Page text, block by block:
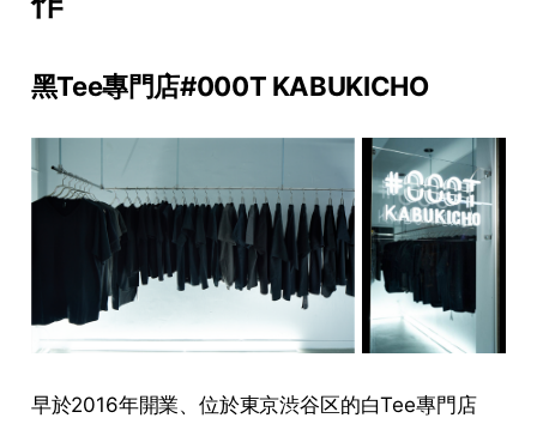
黑Tee專門店#000T KABUKICHO
早於2016年開業、位於東京渋谷区的白Tee專門店